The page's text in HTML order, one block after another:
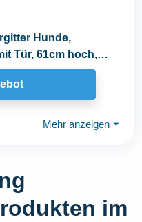
Hunde,
Tür, 61cm hoch,
Mehr anzeigen ⏷
im